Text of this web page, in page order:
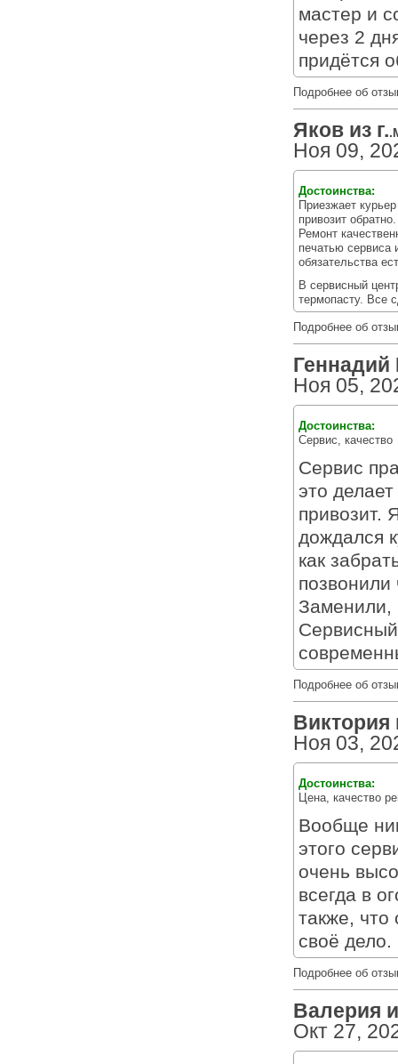
мастер и
через 2
придётся
Подробнее об
Яков из г.
Ноя 09,
Достоинства:
Приезжает
привозит
Ремонт
печатью сервиса
обязательства
В сервисный
термопасту. Все
Подробнее об
Геннадий
Ноя 05,
Достоинства:
Сервис, качество
Сервис
это
привозит.
дождался
как
Заменили,
Подробнее об
Виктория
Ноя 03,
Достоинства:
Цена, качество
Вообще
этого
очень
всегда в
также, что
своё
Подробнее об
Валерия
Окт 27,